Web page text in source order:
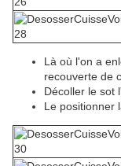
Là où l'on a
recouverte de
Décoller le sot
Le positionner